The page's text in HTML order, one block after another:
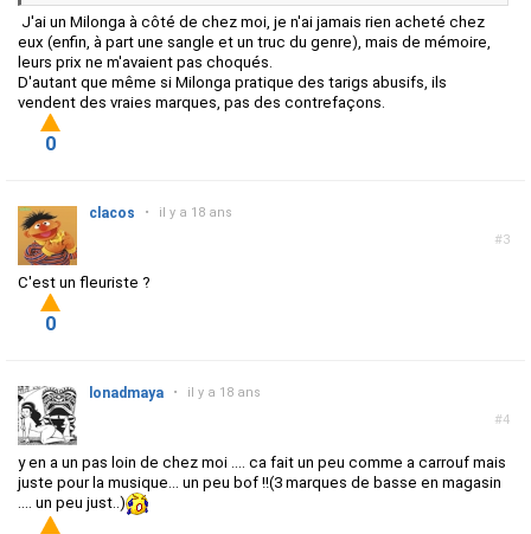
J'ai un Milonga à côté de chez moi, je n'ai jamais rien acheté chez
eux (enfin, à part une sangle et un truc du genre), mais de mémoire,
leurs prix ne m'avaient pas choqués.
D'autant que même si Milonga pratique des tarigs abusifs, ils
vendent des vraies marques, pas des contrefaçons.
0
#3
clacos • il y a 18 ans
C'est un fleuriste ?
0
#4
lonadmaya • il y a 18 ans
y en a un pas loin de chez moi .... ca fait un peu comme a carrouf mais
juste pour la musique... un peu bof !!(3 marques de basse en magasin
.... un peu just..)